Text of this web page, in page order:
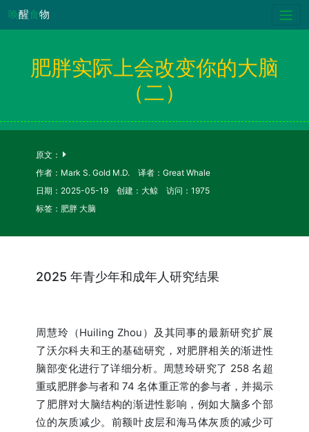
唤醒食物
肥胖实际上会改变你的大脑
（二）
原文：
作者：Mark S. Gold M.D. 译者：Great Whale
日期：2025-05-19 创建：大鲸 访问：1975
标签：肥胖 大脑
2025 年青少年和成年人研究结果
周慧玲（Huiling Zhou）及其同事的最新研究扩展
了沃尔科夫和王的基础研究，对肥胖相关的渐进性
脑部变化进行了详细分析。周慧玲研究了 258 名超
重或肥胖参与者和 74 名体重正常的参与者，并揭示
了肥胖对大脑结构的渐进性影响，例如大脑多个部
位的灰质减少。前额叶皮层和海马体灰质的减少可